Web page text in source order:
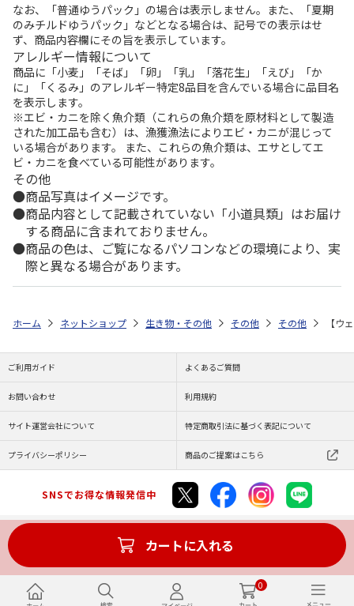
0
なお、「普通ゆうパック」の場合は表示しません。また、「夏期
のみチルドゆうパック」などとなる場合は、記号での表示はせ
ず、商品内容欄にその旨を表示しています。
アレルギー情報について
商品に「小麦」「そば」「卵」「乳」「落花生」「えび」「か
に」「くるみ」のアレルギー特定8品目を含んでいる場合に品目名
を表示します。
※エビ・カニを除く魚介類（これらの魚介類を原材料として製造
された加工品も含む）は、漁獲漁法によりエビ・カニが混じって
いる場合があります。 また、これらの魚介類は、エサとしてエ
ビ・カニを食べている可能性があります。
その他
商品写真はイメージです。
商品内容として記載されていない「小道具類」はお届け
する商品に含まれておりません。
商品の色は、ご覧になるパソコンなどの環境により、実
際と異なる場合があります。
カートに入れる
ホーム ネットショップ 生き物・その他 その他 その他 【ウ
ご利用ガイド よくあるご質問
お問い合わせ 利用規約
サイト運営会社について 特定商取引法に基づく表記について
プライバシーポリシー 商品のご提案はこちら
SNSでお得な情報発信中